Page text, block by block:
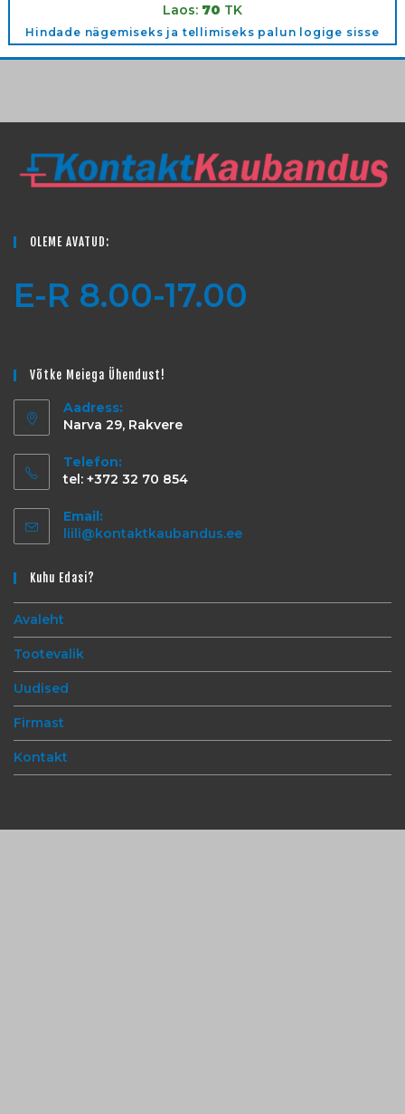
Laos: 70 TK
Hindade nägemiseks ja tellimiseks palun logige sisse
OLEME AVATUD:
E-R 8.00-17.00
Võtke Meiega Ühendust!
Aadress:
Narva 29, Rakvere
Telefon:
tel: +372 32 70 854
Email:
liili@kontaktkaubandus.ee
Kuhu Edasi?
Avaleht
Tootevalik
Uudised
Firmast
Kontakt